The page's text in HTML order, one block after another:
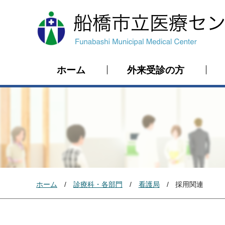
ホーム 外来受診の方
ホーム 診療科・各部門 看護局 採用関連